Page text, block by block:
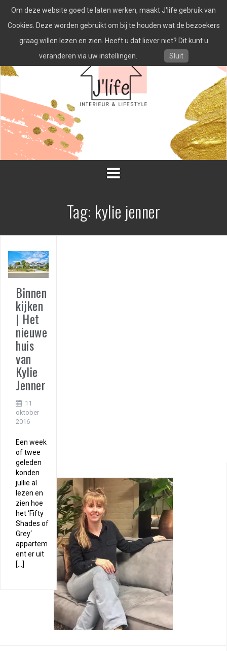
naar
inhoud
Tag: kylie jenner
Binnen
kijken
| Het
nieuwe
huis
van
Kylie
Jenner
11
oktober
2016
Een week
of twee
geleden
konden
jullie al
lezen en
zien hoe
het ‘Fifty
Shades of
Grey‘
appartem
ent er uit
[…]
Om deze website goed te laten werken, maakt J'life gebruik van
Cookies. Deze worden gebruikt om bij te houden wat de bezoekers
graag willen lezen en zien. Heeft u dat liever niet? Dit kunt u
veranderen via uw instellingen.
Sluit